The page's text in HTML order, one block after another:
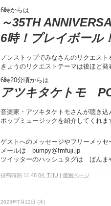
6時からは
～35TH
6時！プレイボー
ノンストップでみなさんのリクエス
きょうのリクエストテーマは後ほど発
6時20分頃からは
アツキタケトモ
音楽家・アツキタケトモさんが聴き込
ポップミュージックを紹介してくれま
ゲストへのメッセージやフリーメッ
メールは bumpy@fmfuji.jp
ツイッターのハッシュタグは ばん
投稿時刻 11:48 04_THU | 個別ページ
2023年7月12日 (水)